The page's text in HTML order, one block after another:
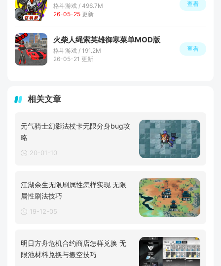
格斗游戏 / 496.7M
26-05-25 更新
查看
火柴人绳索英雄御寒菜单MOD版
格斗游戏 / 191.2M
26-05-21 更新
查看
相关文章
元气骑士幻影法杖卡无限分身bug攻
略
20-01-10
江湖余生无限刷属性怎样实现 无限
属性刷法技巧
19-12-05
明日方舟危机合约商店怎样兑换 无
限池材料兑换与搬空技巧